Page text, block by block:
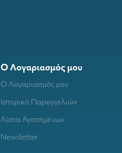
Ο Λογαριασμός μου
Ο Λογαριασμός μου
Ιστορικό Παραγγελιών
Λίστα Αγαπημένων
Newsletter